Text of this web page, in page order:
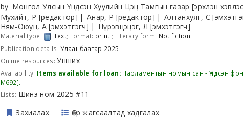
by Монгол Улсын Үндсэн Хуулийн Цэц Тамгын газар [эрхлэн
Мухийт, Р [редактор] Анар, Р [редактор] Алтанхуяг, С
Ням-Оюун, А [эмхэтгэгч] Пүрэвцэцэг, Л [эмхэтгэгч]
Material type: Text; Format: print ; Literary form: Not fiction
Publication details:Улаанбаатар 2025
Online resources:Унших
Availability: Items available for loan: Парламентын номын сан - Үндсэн
М692 .
Lists: Шинэ ном 2025 #11 .
Захиалах Өөр жагсаалтад хадгалах